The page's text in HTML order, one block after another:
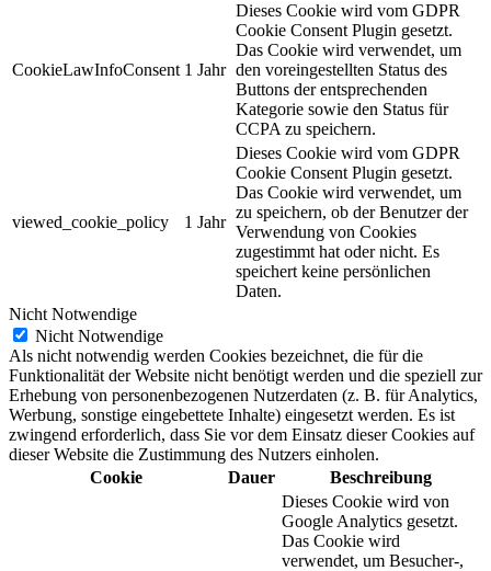
CookieLawInfoConsent 1 Jahr
Dieses Cookie wird vom GDPR
Cookie Consent Plugin gesetzt.
Das Cookie wird verwendet, um
den voreingestellten Status des
Buttons der entsprechenden
Kategorie sowie den Status für
CCPA zu speichern.
viewed_cookie_policy 1 Jahr
Dieses Cookie wird vom GDPR
Cookie Consent Plugin gesetzt.
Das Cookie wird verwendet, um
zu speichern, ob der Benutzer der
Verwendung von Cookies
zugestimmt hat oder nicht. Es
speichert keine persönlichen
Daten.
Nicht Notwendige
Nicht Notwendige
Als nicht notwendig werden Cookies bezeichnet, die für die
Funktionalität der Website nicht benötigt werden und die speziell zur
Erhebung von personenbezogenen Nutzerdaten (z. B. für Analytics,
Werbung, sonstige eingebettete Inhalte) eingesetzt werden. Es ist
zwingend erforderlich, dass Sie vor dem Einsatz dieser Cookies auf
dieser Website die Zustimmung des Nutzers einholen.
Cookie
Dauer Beschreibung
Dieses Cookie wird von
Google Analytics gesetzt.
Das Cookie wird
verwendet, um Besucher-,